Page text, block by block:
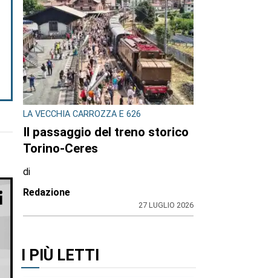
LA VECCHIA CARROZZA E 626
Il passaggio del treno storico
Torino-Ceres
di
Redazione
27 LUGLIO 2026
I PIÙ LETTI